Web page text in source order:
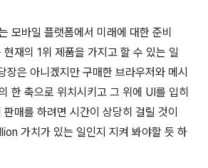
모바일 플랫폼에서 미래에 대한 준비
재의 1위 제품을 가지고 할 수 있는 일
장은 아니겠지만 구매한 브라우저와 메시
한 축으로 위치시키고 그 위에 UI를 입히
매를 하려면 시간이 상당히 걸릴 것이
가치가 있는 일인지 지켜 봐야할 듯 하